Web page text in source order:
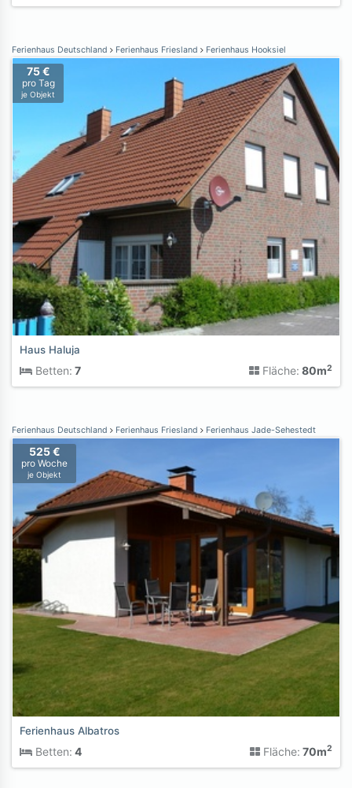
Ferienhaus Deutschland Ferienhaus Friesland Ferienhaus Hooksiel
75 €
pro Tag
je Objekt
Haus Haluja
Betten: 7 Fläche: 80m2
Ferienhaus Deutschland Ferienhaus Friesland Ferienhaus Jade-Sehestedt
525 €
pro Woche
je Objekt
Ferienhaus Albatros
Betten: 4 Fläche: 70m2